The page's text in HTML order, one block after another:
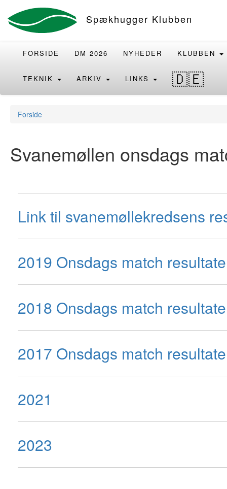
Spækhugger Klubben
FORSIDE DM 2026 NYHEDER KLUBBEN
TEKNIK ARKIV LINKS 🇩🇪
Forside
Svanemøllen onsdags
Link til svanemøllekredsens
2019 Onsdags match
2018 Onsdags match
2017 Onsdags match
2021
2023